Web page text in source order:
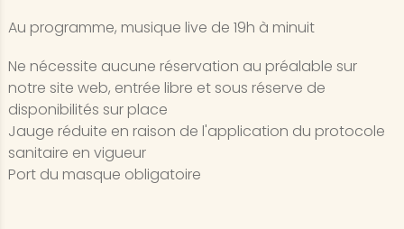
Au programme, musique live de 19h à minuit
Ne nécessite aucune réservation au préalable sur
notre site web, entrée libre et sous réserve de
disponibilités sur place
Jauge réduite en raison de l'application du protocole
sanitaire en vigueur
Port du masque obligatoire